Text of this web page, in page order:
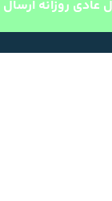
روزانه ارسال